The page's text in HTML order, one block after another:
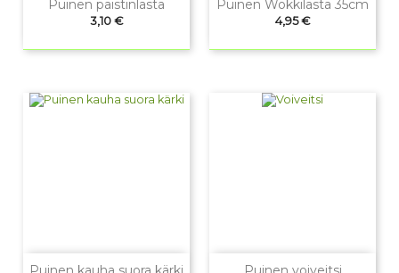
Puinen paistinlasta
Hinta
3,10 €
Puinen Wokkilasta 35cm
Hinta
4,95 €